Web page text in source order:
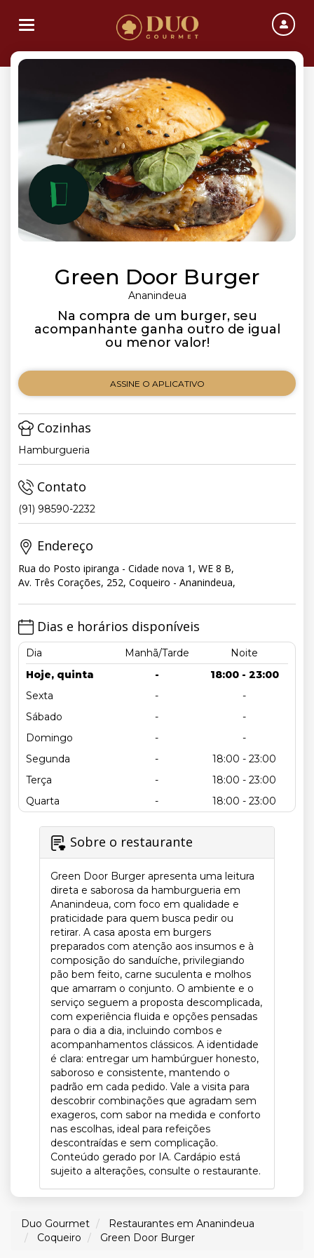
Toggle navigation
Green Door Burger
Ananindeua
Na compra de um burger, seu
acompanhante ganha outro de igual
ou menor valor!
ASSINE O APLICATIVO
Cozinhas
Hamburgueria
Contato
(91) 98590-2232
Endereço
Rua do Posto ipiranga - Cidade nova 1, WE 8 B,
Av. Três Corações, 252, Coqueiro - Ananindeua,
Dias e horários disponíveis
Dia Manhã/Tarde
Noite
Hoje, quinta
-
18:00 - 23:00
Sexta
-
-
Sábado
-
-
Domingo
-
-
Segunda
-
18:00 - 23:00
Terça
-
18:00 - 23:00
Quarta
- 18:00 - 23:00
Sobre o restaurante
Green Door Burger apresenta uma leitura
direta e saborosa da hamburgueria em
Ananindeua, com foco em qualidade e
praticidade para quem busca pedir ou
retirar. A casa aposta em burgers
preparados com atenção aos insumos e à
composição do sanduíche, privilegiando
pão bem feito, carne suculenta e molhos
que amarram o conjunto. O ambiente e o
serviço seguem a proposta descomplicada,
com experiência fluida e opções pensadas
para o dia a dia, incluindo combos e
acompanhamentos clássicos. A identidade
é clara: entregar um hambúrguer honesto,
saboroso e consistente, mantendo o
padrão em cada pedido. Vale a visita para
descobrir combinações que agradam sem
exageros, com sabor na medida e conforto
nas escolhas, ideal para refeições
descontraídas e sem complicação.
Conteúdo gerado por IA. Cardápio está
sujeito a alterações, consulte o restaurante.
Duo Gourmet
Restaurantes em Ananindeua
Coqueiro
Green Door Burger